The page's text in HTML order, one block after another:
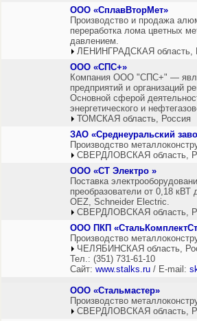
ООО «СплавВторМет»
Производство и продажа
переработка лома цветных
давлением.
ЛЕНИНГРАДСКАЯ область,
ООО «СПС+»
Компания ООО "СПС+" —
предприятий и организаций
Основной сферой
энергетического и
ТОМСКАЯ область, Россия
ЗАО «Среднеуральский
Производство
СВЕРДЛОВСКАЯ область,
ООО «СТ Электро »
Поставка
преобразователи от 0,18
OEZ, Schneider Еlectric.
СВЕРДЛОВСКАЯ область,
ООО ПКП
Производство
ЧЕЛЯБИНСКАЯ область,
Тел.: (351) 731-61-10
Сайт: www.stalks.ru / E-mail:
ООО «Стальмастер»
Производство
СВЕРДЛОВСКАЯ область,